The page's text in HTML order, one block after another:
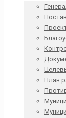
План